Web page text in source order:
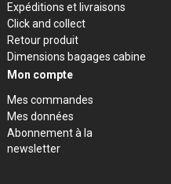
Expéditions et livraisons
Click and collect
Retour produit
Dimensions bagages cabine
Mon compte
Mes commandes
Mes données
Abonnement à la
newsletter